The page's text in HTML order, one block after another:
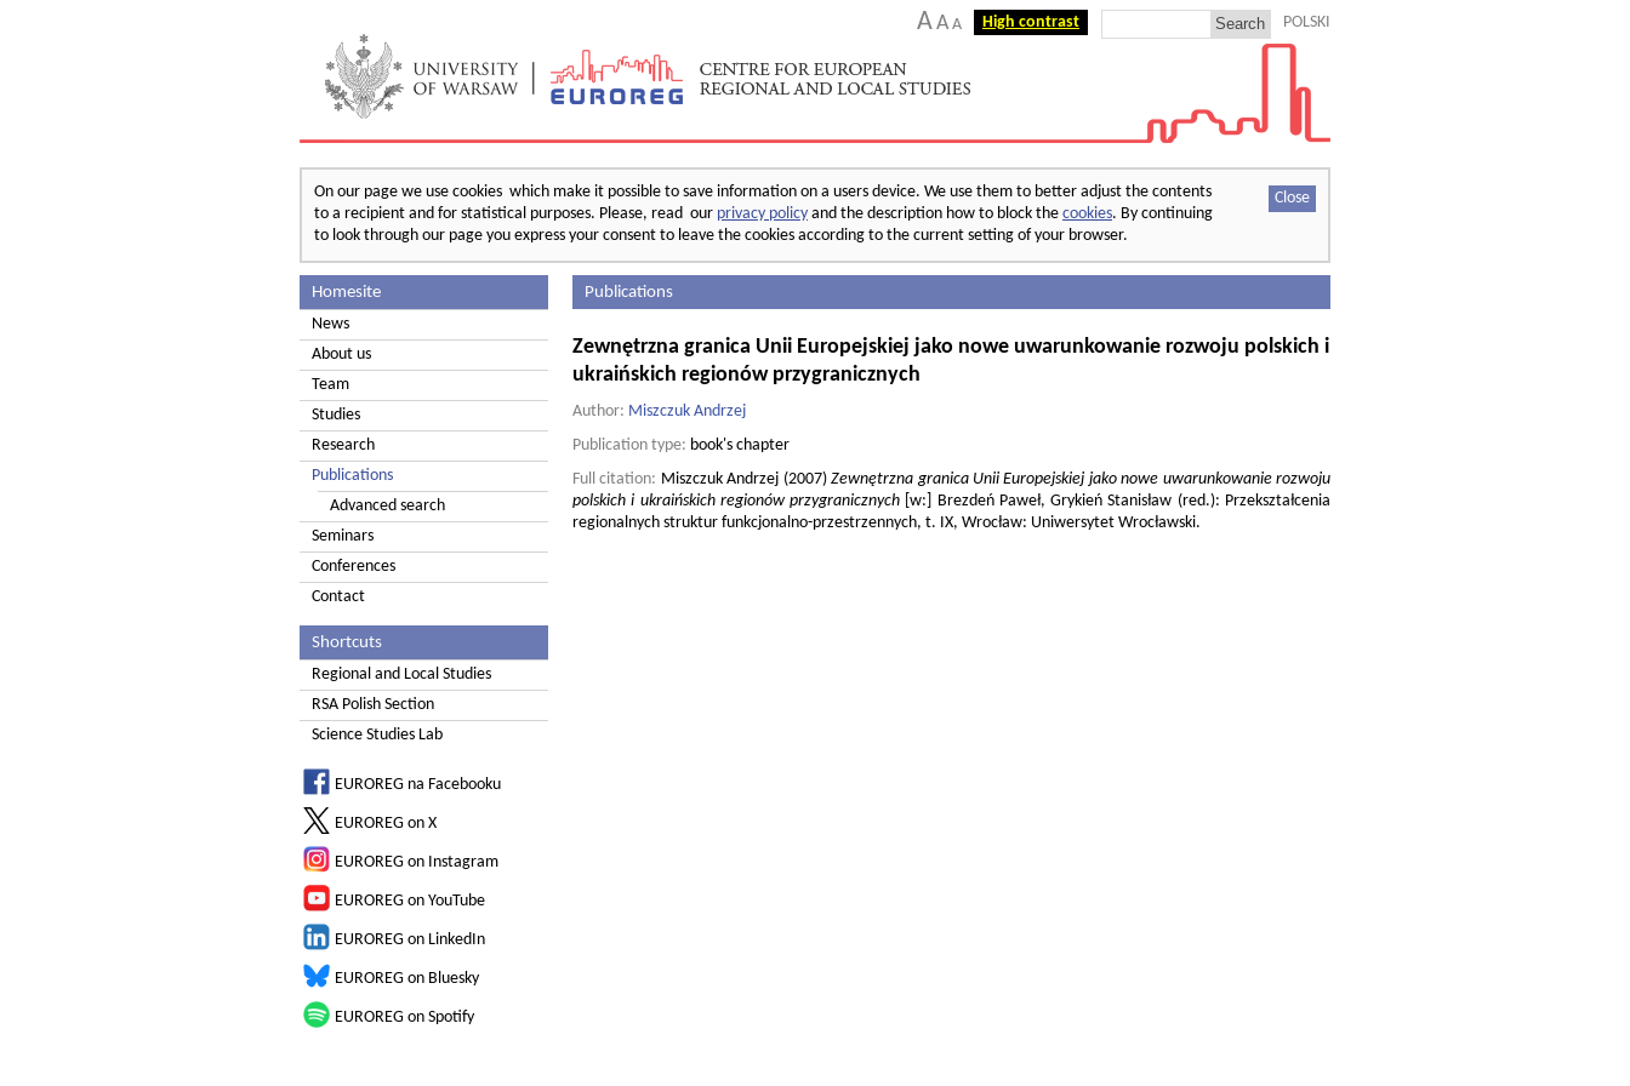
AA A High contrast POLSKI
Close
On our page we use cookies which make it possible to save information on a users device. We use them to better adjust the contents
to a recipient and for statistical purposes. Please, read our privacy policy and the description how to block the cookies. By continuing
to look through our page you express your consent to leave the cookies according to the current setting of your browser.
Homesite
News
About us
Team
Studies
Research
Publications
Advanced search
Seminars
Conferences
Contact
Shortcuts
Regional and Local Studies
RSA Polish Section
Science Studies Lab
EUROREG na Facebooku
EUROREG on X
EUROREG on Instagram
EUROREG on YouTube
EUROREG on LinkedIn
EUROREG on Bluesky
EUROREG on Spotify
Publications
Zewnętrzna granica Unii Europejskiej jako nowe uwarunkowanie rozwoju polskich i
ukraińskich regionów przygranicznych
Author: Miszczuk Andrzej
Publication type: book's chapter
Full citation: Miszczuk Andrzej (2007)Zewnętrzna granica Unii Europejskiej jako nowe uwarunkowanie rozwoju
polskich i ukraińskich regionów przygranicznych [w:] Brezdeń Paweł, Grykień Stanisław (red.): Przekształcenia
regionalnych struktur funkcjonalno-przestrzennych, t. IX, Wrocław: Uniwersytet Wrocławski.